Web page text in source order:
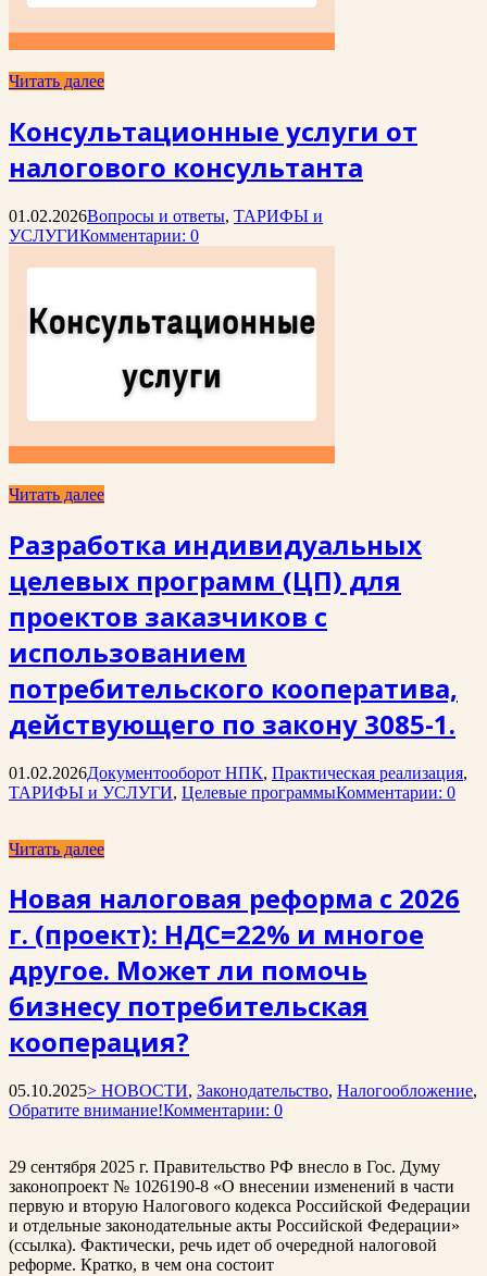
Читать далее
Консультационные услуги от
налогового консультанта
01.02.2026Вопросы и ответы, ТАРИФЫ и
УСЛУГИКомментарии: 0
Читать далее
Разработка индивидуальных
целевых программ (ЦП) для
проектов заказчиков с
использованием
потребительского кооператива,
действующего по закону 3085-1.
01.02.2026Документооборот НПК, Практическая реализация,
ТАРИФЫ и УСЛУГИ, Целевые программыКомментарии: 0
Читать далее
Новая налоговая реформа с 2026
г. (проект): НДС=22% и многое
другое. Может ли помочь
бизнесу потребительская
кооперация?
05.10.2025> НОВОСТИ, Законодательство, Налогообложение,
Обратите внимание!Комментарии: 0
29 сентября 2025 г. Правительство РФ внесло в Гос. Думу
законопроект № 1026190-8 «О внесении изменений в части
первую и вторую Налогового кодекса Российской Федерации
и отдельные законодательные акты Российской Федерации»
(ссылка). Фактически, речь идет об очередной налоговой
реформе. Кратко, в чем она состоит